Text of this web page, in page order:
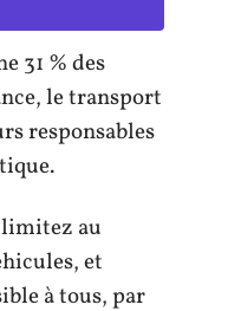
31 % des
le transport
responsables
limitez au
et
à tous, par